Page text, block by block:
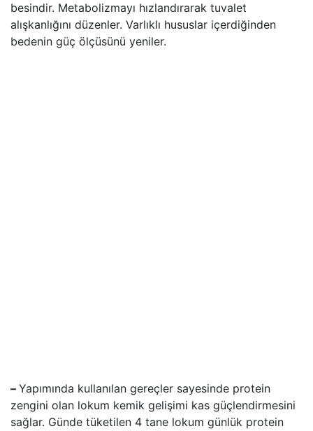
besindir. Metabolizmayı hızlandırarak tuvalet
alışkanlığını düzenler. Varlıklı hususlar içerdiğinden
bedenin güç ölçüsünü yeniler.
– Yapımında kullanılan gereçler sayesinde protein
zengini olan lokum kemik gelişimi kas güçlendirmesini
sağlar. Günde tüketilen 4 tane lokum günlük protein